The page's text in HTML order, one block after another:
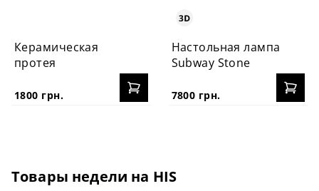
Керамическая
протея
1800 грн.
Настольная лампа
Subway Stone
7800 грн.
Товары недели на HIS